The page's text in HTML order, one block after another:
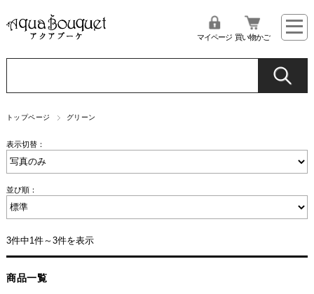
マイページ 買い物かご
トップページ グリーン
表示切替：
並び順：
3件中1件～3件を表示
商品一覧